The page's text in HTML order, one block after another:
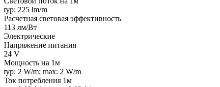
typ: 225 lm/m
Расчетная световая эффективность
113 лм/Вт
Электрические
Напряжение питания
24 V
Мощность на 1м
typ: 2 W/m; max: 2 W/m
Ток потребления 1м